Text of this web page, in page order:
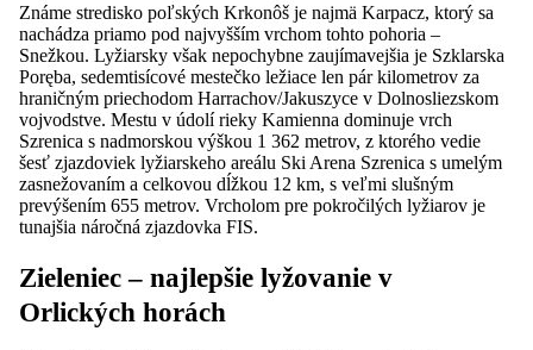
Známe stredisko poľských Krkonôš je najmä Karpacz, ktorý sa
nachádza priamo pod najvyšším vrchom tohto pohoria –
Snežkou. Lyžiarsky však nepochybne zaujímavejšia je Szklarska
Poręba, sedemtisícové mestečko ležiace len pár kilometrov za
hraničným priechodom Harrachov/Jakuszyce v Dolnosliezskom
vojvodstve. Mestu v údolí rieky Kamienna dominuje vrch
Szrenica s nadmorskou výškou 1 362 metrov, z ktorého vedie
šesť zjazdoviek lyžiarskeho areálu Ski Arena Szrenica s umelým
zasnežovaním a celkovou dĺžkou 12 km, s veľmi slušným
prevýšením 655 metrov. Vrcholom pre pokročilých lyžiarov je
tunajšia náročná zjazdovka FIS.
Zieleniec – najlepšie lyžovanie v
Orlických horách